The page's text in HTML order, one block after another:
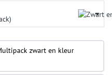
zwart en kleur